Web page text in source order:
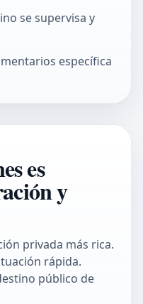
se supervisa y
específica
es
y
privada más rica.
rápida.
público de